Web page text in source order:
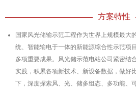
方案特性
国家风光储输示范工程作为世界上规模最大
统、智能输电于一体的新能源综合性示范项
多项重要成果。风光储示范电站公司紧密结
实践，积累各项新技术、新设备数据，做好
下，深度探索风、光、储多组态、多功能、